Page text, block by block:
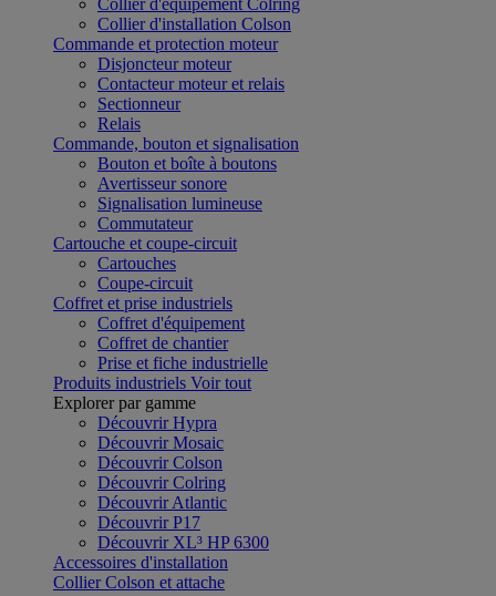
Collier d'équipement Colring
Collier d'installation Colson
Commande et protection moteur
Disjoncteur moteur
Contacteur moteur et relais
Sectionneur
Relais
Commande, bouton et signalisation
Bouton et boîte à boutons
Avertisseur sonore
Signalisation lumineuse
Commutateur
Cartouche et coupe-circuit
Cartouches
Coupe-circuit
Coffret et prise industriels
Coffret d'équipement
Coffret de chantier
Prise et fiche industrielle
Produits industriels Voir tout
Explorer par gamme
Découvrir Hypra
Découvrir Mosaic
Découvrir Colson
Découvrir Colring
Découvrir Atlantic
Découvrir P17
Découvrir XL³ HP 6300
Accessoires d'installation
Collier Colson et attache